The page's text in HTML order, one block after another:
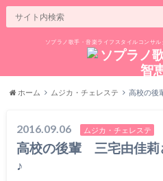
ソプラノ歌手・音楽ライフスタイルコンサ
ホーム ムジカ・チェレステ 高校の後
2016.09.06 ムジカ・チェレステ
高校の後輩 三宅由佳莉
♪